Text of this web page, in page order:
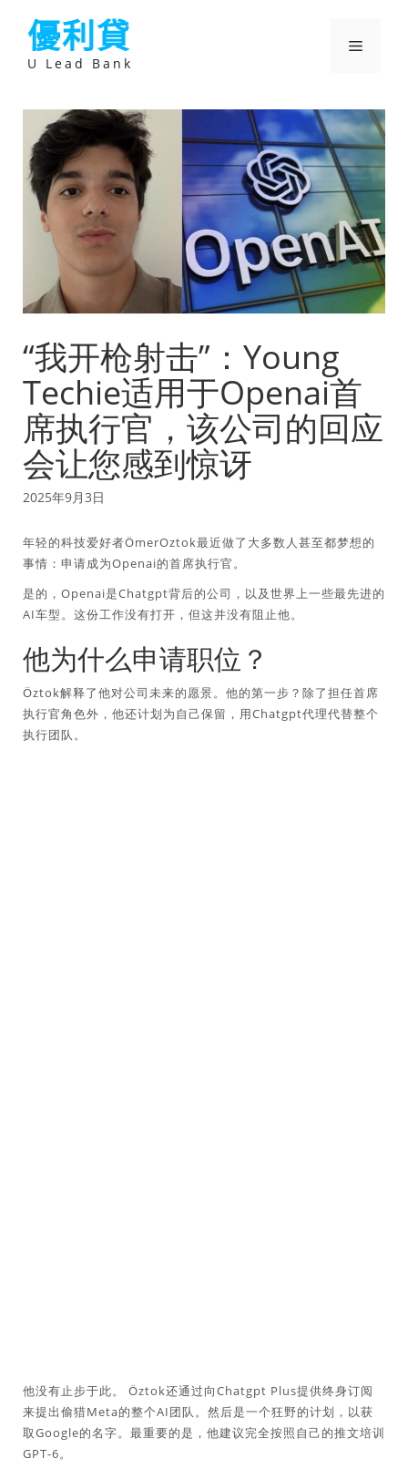
優利貸
U Lead Bank
選
“我开枪射击”：Young
Techie适用于Openai首
席执行官，该公司的回应
会让您感到惊讶
2025年9月3日
年轻的科技爱好者ÖmerOztok最近做了大多数人甚至都梦想的
事情：申请成为Openai的首席执行官。
是的，Openai是Chatgpt背后的公司，以及世界上一些最先进的
AI车型。这份工作没有打开，但这并没有阻止他。
他为什么申请职位？
Öztok解释了他对公司未来的愿景。他的第一步？除了担任首席
执行官角色外，他还计划为自己保留，用Chatgpt代理代替整个
执行团队。
他没有止步于此。 Öztok还通过向Chatgpt Plus提供终身订阅
来提出偷猎Meta的整个AI团队。然后是一个狂野的计划，以获
取Google的名字。最重要的是，他建议完全按照自己的推文培训
GPT-6。